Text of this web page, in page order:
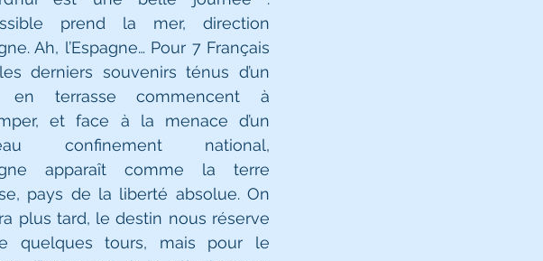
prend la mer, direction
Ah, l’Espagne… Pour 7 Français
derniers souvenirs ténus d’un
en terrasse commencent à
et face à la menace d’un
confinement national,
apparaît comme la terre
pays de la liberté absolue. On
plus tard, le destin nous réserve
quelques tours, mais pour le